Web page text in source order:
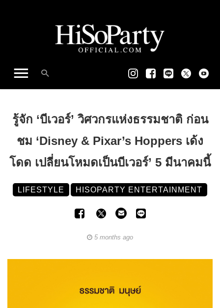
รู้จัก ‘บีเวอร์’ วิศวกรแห่งธรรมชาติ ก่อน
ชม ‘Disney & Pixar’s Hoppers เด้ง
โดด เปลี่ยนโหมดเป็นบีเวอร์’ 5 มีนาคมนี้
LIFESTYLE HISOPARTY ENTERTAINMENT
5 months ago